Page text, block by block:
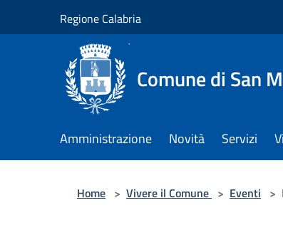
Regione Calabria
Comune di San
Amministrazione Novità Servizi
Home > Vivere il Comune > Eventi >